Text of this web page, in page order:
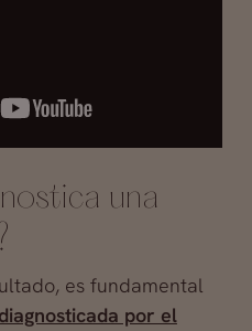
una
es fundamental
por el